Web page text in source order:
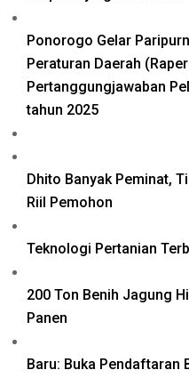
Ponorogo Gelar
Peraturan Daerah
Pertanggungjawaban
tahun 2025
Dhito Banyak Peminat,
Riil Pemohon
Teknologi Pertanian
200 Ton Benih Jagung
Panen
Baru: Buka Pendaftaran